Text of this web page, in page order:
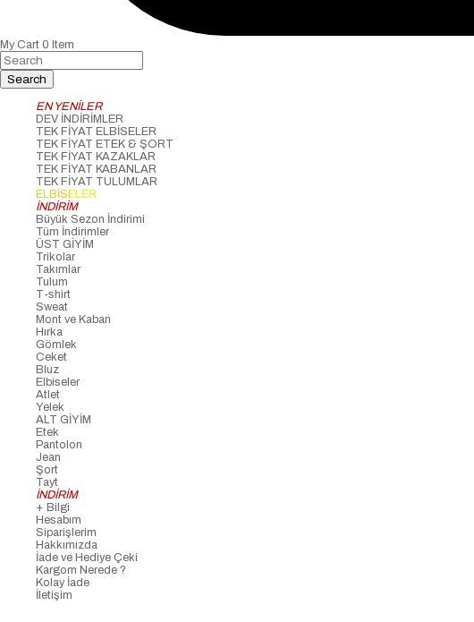
My Cart 0 Item
EN YENİLER
DEV İNDİRİMLER
TEK FİYAT ELBİSELER
TEK FİYAT ETEK & ŞORT
TEK FİYAT KAZAKLAR
TEK FİYAT KABANLAR
TEK FİYAT TULUMLAR
ELBİSELER
İNDİRİM
Büyük Sezon İndirimi
Tüm İndirimler
ÜST GİYİM
Trikolar
Takımlar
Tulum
T-shirt
Sweat
Mont ve Kaban
Hırka
Gömlek
Ceket
Bluz
Elbiseler
Atlet
Yelek
ALT GİYİM
Etek
Pantolon
Jean
Şort
Tayt
İNDİRİM
+ Bilgi
Hesabım
Siparişlerim
Hakkımızda
İade ve Hediye Çeki
Kargom Nerede ?
Kolay İade
İletişim